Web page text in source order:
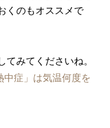
くのもオススメで
みてくださいね。
症」は気温何度を